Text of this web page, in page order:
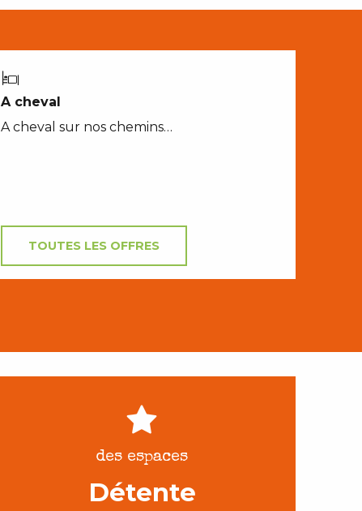
A cheval
A cheval sur nos chemins…
TOUTES LES OFFRES
des espaces
Détente